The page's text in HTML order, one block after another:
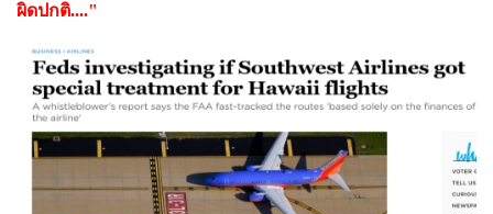
ผิดปกติ...."